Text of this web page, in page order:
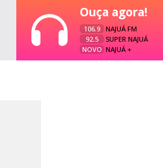
Ouça agora!
106.9
NAJUÁ FM
92.5
SUPER NAJUÁ
NOVO NAJUÁ +